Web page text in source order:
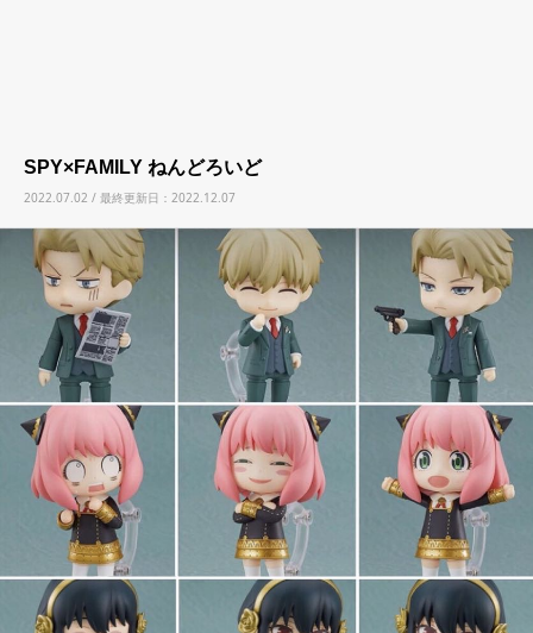
SPY×FAMILY ねんどろいど
2022.07.02 / 最終更新日：2022.12.07